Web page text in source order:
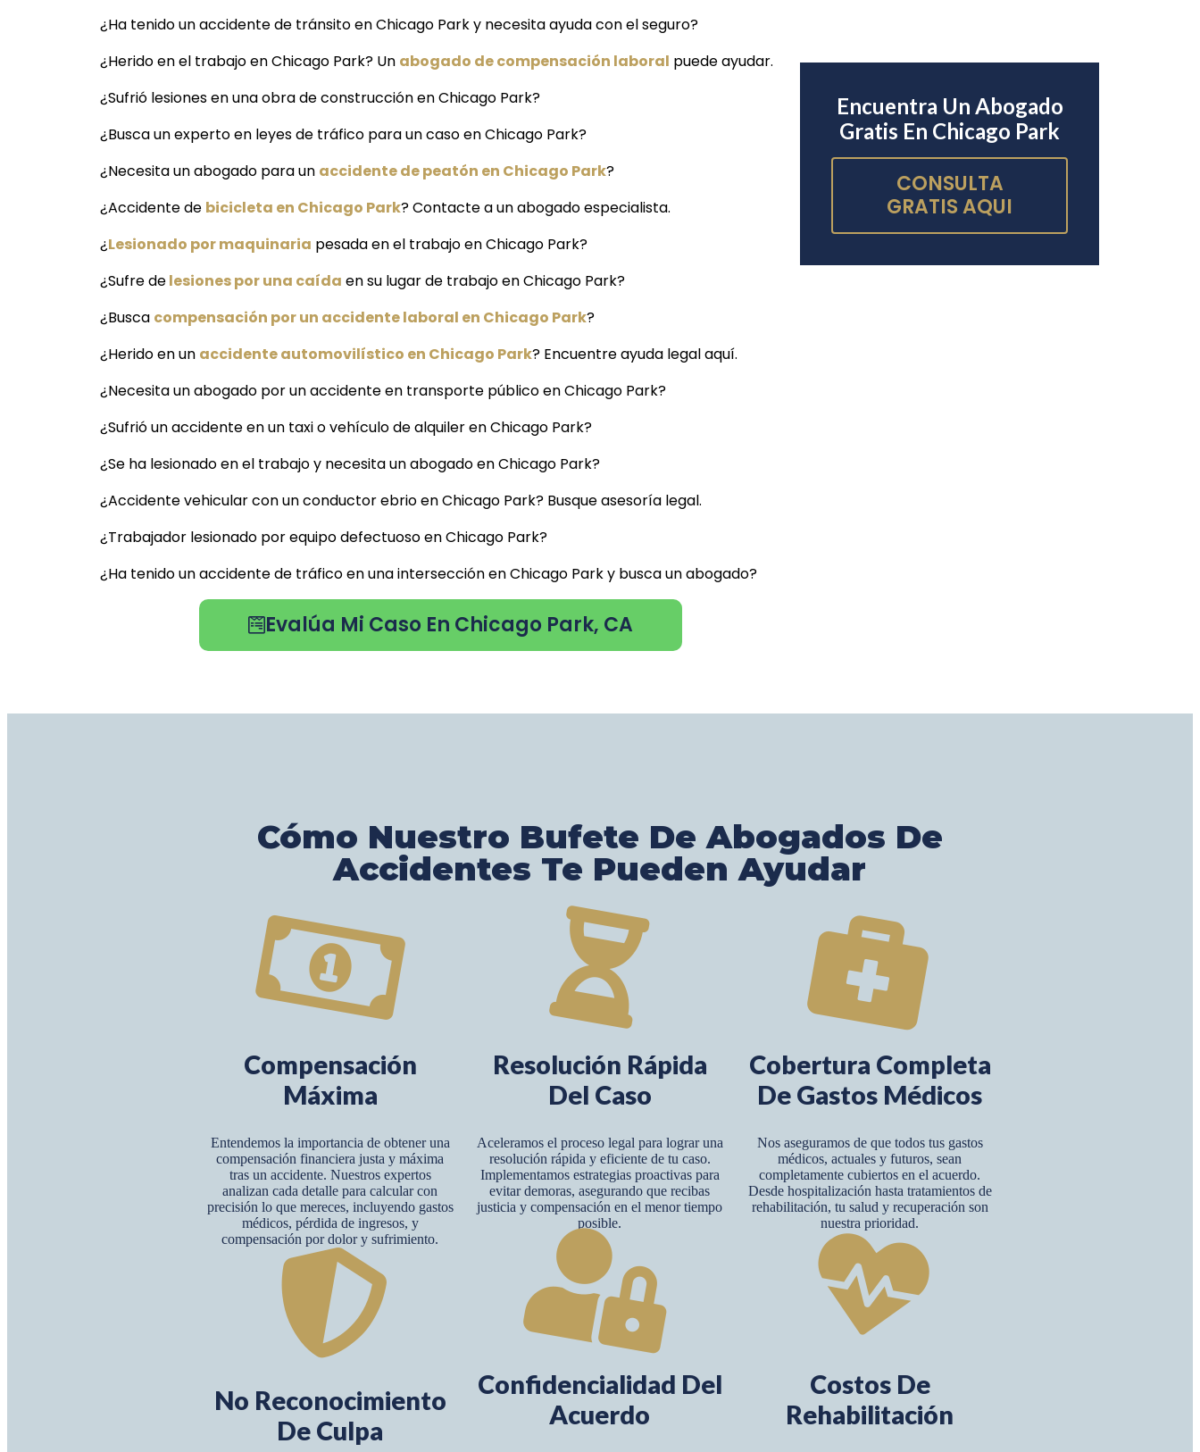
¿Ha tenido un accidente de tránsito en Chicago Park y necesita ayuda con el seguro?
¿Herido en el trabajo en Chicago Park? Un abogado de compensación laboral puede ayudar.
¿Sufrió lesiones en una obra de construcción en Chicago Park?
¿Busca un experto en leyes de tráfico para un caso en Chicago Park?
¿Necesita un abogado para un accidente de peatón en Chicago Park?
¿Accidente de bicicleta en Chicago Park? Contacte a un abogado especialista.
¿Lesionado por maquinaria pesada en el trabajo en Chicago Park?
¿Sufre delesiones por una caída en su lugar de trabajo en Chicago Park?
¿Busca compensación por un accidente laboral en Chicago Park?
¿Herido en un accidente automovilístico en Chicago Park? Encuentre ayuda legal aquí.
¿Necesita un abogado por un accidente en transporte público en Chicago Park?
¿Sufrió un accidente en un taxi o vehículo de alquiler en Chicago Park?
¿Se ha lesionado en el trabajo y necesita un abogado en Chicago Park?
¿Accidente vehicular con un conductor ebrio en Chicago Park? Busque asesoría legal.
¿Trabajador lesionado por equipo defectuoso en Chicago Park?
¿Ha tenido un accidente de tráfico en una intersección en Chicago Park y busca un abogado?
Evalúa Mi Caso En Chicago Park, CA
Encuentra Un Abogado
Gratis En Chicago Park
CONSULTA
GRATIS AQUI
Cómo Nuestro Bufete De Abogados De
Accidentes Te Pueden Ayudar
Compensación
Máxima
Entendemos la importancia de obtener una
compensación financiera justa y máxima
tras un accidente. Nuestros expertos
analizan cada detalle para calcular con
precisión lo que mereces, incluyendo gastos
médicos, pérdida de ingresos, y
compensación por dolor y sufrimiento.
No Reconocimiento
De Culpa
Resolución Rápida
Del Caso
Aceleramos el proceso legal para lograr una
resolución rápida y eficiente de tu caso.
Implementamos estrategias proactivas para
evitar demoras, asegurando que recibas
justicia y compensación en el menor tiempo
posible.
Confidencialidad Del
Acuerdo
Cobertura Completa
De Gastos Médicos
Nos aseguramos de que todos tus gastos
médicos, actuales y futuros, sean
completamente cubiertos en el acuerdo.
Desde hospitalización hasta tratamientos de
rehabilitación, tu salud y recuperación son
nuestra prioridad.
Costos De
Rehabilitación